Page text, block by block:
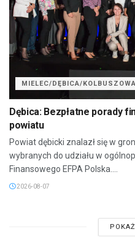
MIELEC/DĘBICA/KOLBUSZOWA
Dębica: Bezpłatne porady
powiatu
Powiat dębicki znalazł się w
wybranych do udziału w
Finansowego EFPA Polska....
2026-08-07